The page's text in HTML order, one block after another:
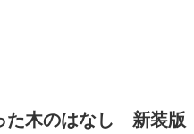
た木のはなし 新装版